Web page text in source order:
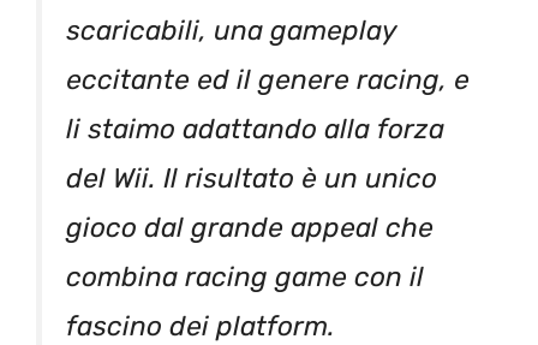
scaricabili, una gameplay
eccitante ed il genere racing, e
li staimo adattando alla forza
del Wii. Il risultato è un unico
gioco dal grande appeal che
combina racing game con il
fascino dei platform.